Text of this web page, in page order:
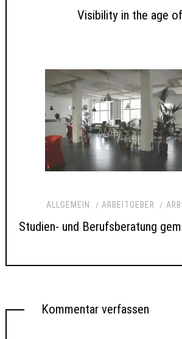
Visibility in the age
ALLGEMEIN ARBEITGEBER
Studien- und Berufsberatung
Kommentar verfassen